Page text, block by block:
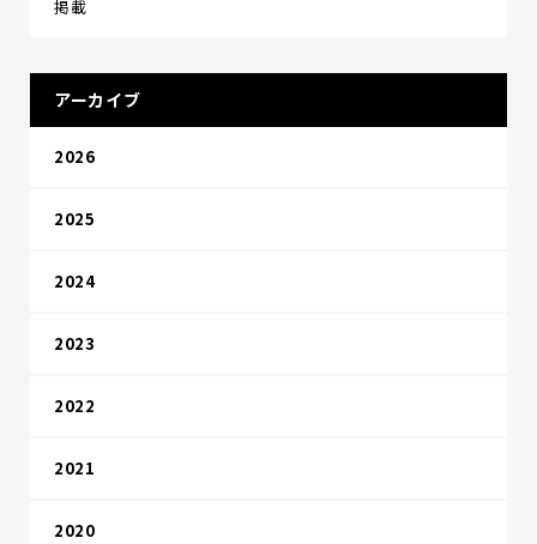
掲載
アーカイブ
2026
2025
2024
2023
2022
2021
2020